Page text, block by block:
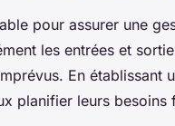
pour assurer une
les entrées et
En établissant
planifier leurs